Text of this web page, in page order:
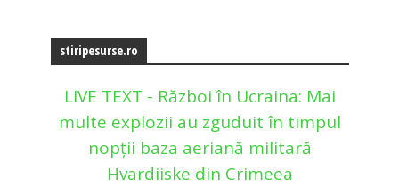
stiripesurse.ro
LIVE TEXT - Război în Ucraina: Mai
multe explozii au zguduit în timpul
nopții baza aeriană militară
Hvardiiske din Crimeea